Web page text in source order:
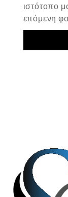
ιστότοπο
επόμενη